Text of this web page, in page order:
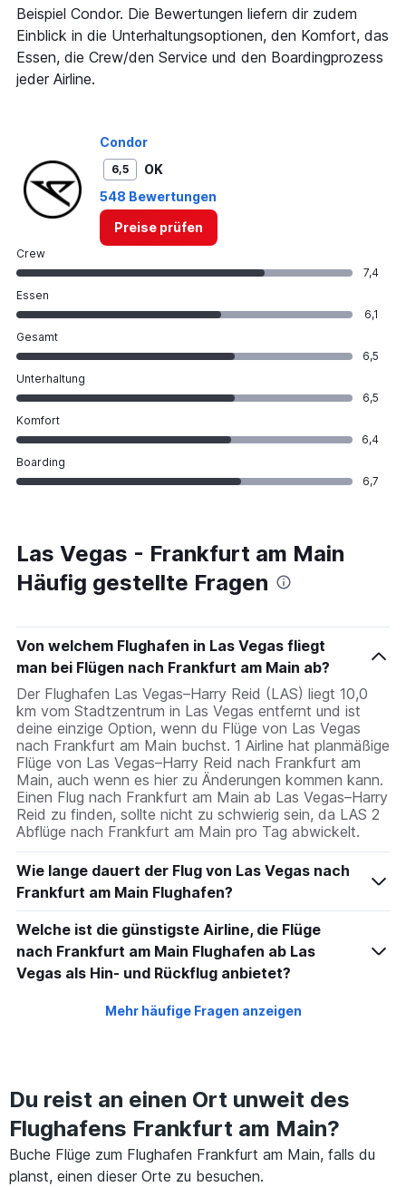
axis
displaying
values.
Range:
0
to
Beispiel Condor. Die Bewertungen liefern dir zudem
Einblick in die Unterhaltungsoptionen, den Komfort, das
Essen, die Crew/den Service und den Boardingprozess
jeder Airline.
Condor
6,5
OK
548 Bewertungen
Preise prüfen
Crew
7,4
Essen
6,1
Gesamt
6,5
Unterhaltung
6,5
Komfort
6,4
Boarding
6,7
Las Vegas - Frankfurt am Main
Häufig gestellte Fragen
Von welchem Flughafen in Las Vegas fliegt
man bei Flügen nach Frankfurt am Main ab?
Der Flughafen Las Vegas–Harry Reid (LAS) liegt 10,0
km vom Stadtzentrum in Las Vegas entfernt und ist
deine einzige Option, wenn du Flüge von Las Vegas
nach Frankfurt am Main buchst. 1 Airline hat planmäßige
Flüge von Las Vegas–Harry Reid nach Frankfurt am
Main, auch wenn es hier zu Änderungen kommen kann.
Einen Flug nach Frankfurt am Main ab Las Vegas–Harry
Reid zu finden, sollte nicht zu schwierig sein, da LAS 2
Abflüge nach Frankfurt am Main pro Tag abwickelt.
Wie lange dauert der Flug von Las Vegas nach
Frankfurt am Main Flughafen?
Welche ist die günstigste Airline, die Flüge
nach Frankfurt am Main Flughafen ab Las
Vegas als Hin- und Rückflug anbietet?
Mehr häufige Fragen anzeigen
Du reist an einen Ort unweit des
Flughafens Frankfurt am Main?
Buche Flüge zum Flughafen Frankfurt am Main, falls du
planst, einen dieser Orte zu besuchen.